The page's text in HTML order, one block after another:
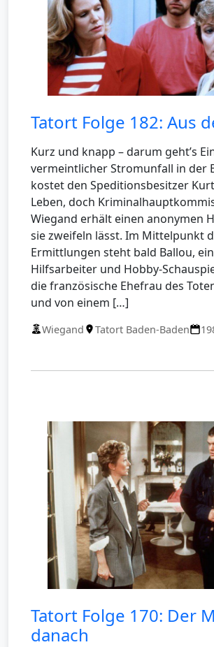
Tatort Folge 182: Aus
Kurz und knapp – darum geht’s
vermeintlicher Stromunfall in der
kostet den Speditionsbesitzer
Leben, doch
Wiegand erhält einen anonymen
sie zweifeln lässt. Im Mittelpunkt
Ermittlungen steht bald Ballou,
Hilfsarbeiter und Hobby-
die französische Ehefrau des
und von einem […]
Wiegand Tatort Baden-Baden
Tatort Folge 170: Der
danach